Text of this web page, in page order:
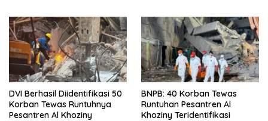
DVI Berhasil Diidentifikasi 50
Korban Tewas Runtuhnya
Pesantren Al Khoziny
BNPB: 40 Korban Tewas
Runtuhan Pesantren Al
Khoziny Teridentifikasi